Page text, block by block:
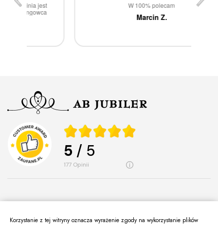
W 100% polecam
5 / 5
177 opinii
Korzystanie z tej witryny oznacza wyrażenie zgody na wykorzystanie plików